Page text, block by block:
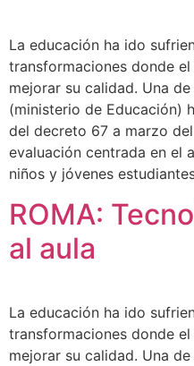
La educación ha ido
transformaciones donde
mejorar su calidad. Una
(ministerio de Educación)
del decreto 67 a marzo
evaluación centrada en el
niños y jóvenes
ROMA:
al aula
La educación ha ido
transformaciones donde
mejorar su calidad. Una